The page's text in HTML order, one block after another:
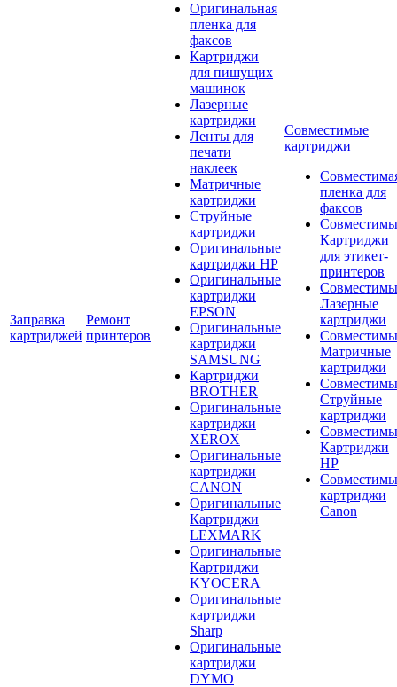
Заправка
картриджей
Ремонт
принтеров
Оригинальная
пленка для
факсов
Картриджи
для пишущих
машинок
Лазерные
картриджи
Ленты для
печати
наклеек
Матричные
картриджи
Струйные
картриджи
Оригинальные
картриджи HP
Оригинальные
картриджи
EPSON
Оригинальные
картриджи
SAMSUNG
Картриджи
BROTHER
Оригинальные
картриджи
XEROX
Оригинальные
картриджи
CANON
Оригинальные
Картриджи
LEXMARK
Оригинальные
Картриджи
KYOCERA
Оригинальные
картриджи
Sharp
Оригинальные
картриджи
DYMO
Совместимые
картриджи
пленка для
факсов
Картриджи
для этикет-
принтеров
Лазерные
картриджи
Матричные
картриджи
Струйные
картриджи
Картриджи
HP
картриджи
Canon